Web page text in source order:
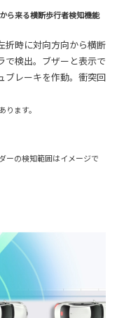
ら来る横断歩行者検知機能
折時に対向方向から横断
で検出。ブザーと表示で
ブレーキを作動。衝突回
ます。
の検知範囲はイメージで